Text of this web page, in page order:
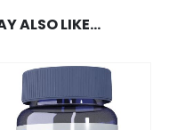
ALSO LIKE…